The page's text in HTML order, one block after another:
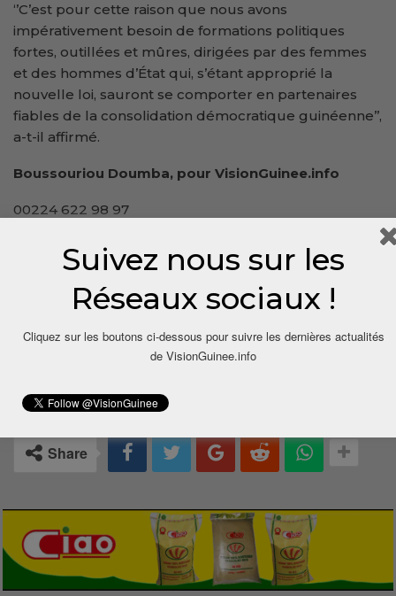
‘’C’est pour cette raison que nous avons
impérativement besoin de formations politiques
fortes, outillées et mûres, dirigées par des femmes
et des hommes d’État qui, s’étant approprié la
nouvelle loi, sauront se comporter en partenaires
fiables de la consolidation démocratique guinéenne’’,
a-t-il affirmé.
Boussouriou Doumba, pour VisionGuinee.info
00224 622 98 97
0
Share
Suivez nous sur les
Réseaux sociaux !
Cliquez sur les boutons ci-dessous pour suivre les dernières actualités
de VisionGuinee.info